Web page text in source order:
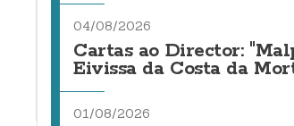
04/08/2026
Cartas ao Director:
Eivissa da Costa da
01/08/2026